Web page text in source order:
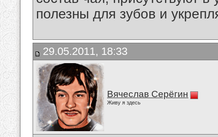
полезны для зубов и
29.05.2011, 18:33
Вячеслав Серёгин
Живу я здесь